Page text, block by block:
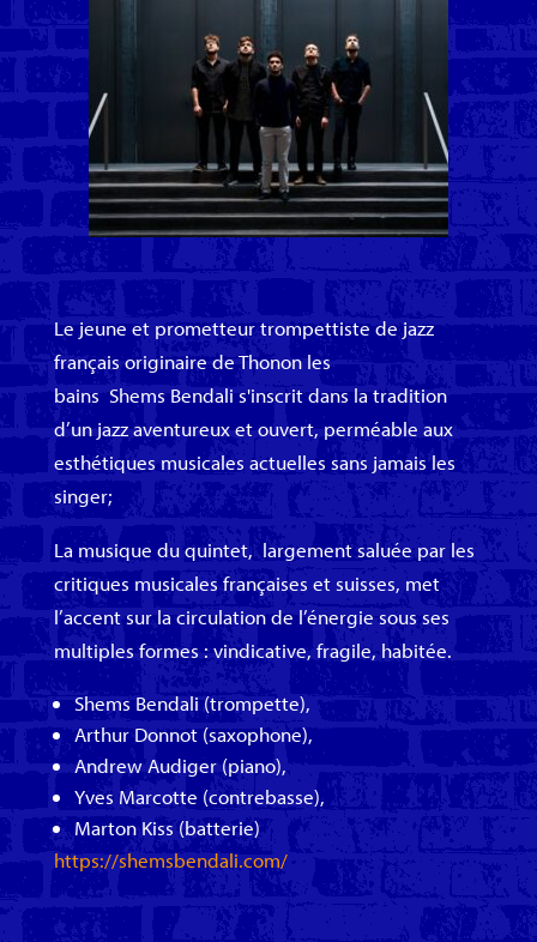
Le jeune et prometteur trompettiste de jazz
français originaire de Thonon les
bains Shems Bendali s'inscrit dans la tradition
d’un jazz aventureux et ouvert, perméable aux
esthétiques musicales actuelles sans jamais les
singer;
La musique du quintet, largement saluée par les
critiques musicales françaises et suisses, met
l’accent sur la circulation de l’énergie sous ses
multiples formes : vindicative, fragile, habitée.
Shems Bendali (trompette),
Arthur Donnot (saxophone),
Andrew Audiger (piano),
Yves Marcotte (contrebasse),
Marton Kiss (batterie)
https://shemsbendali.com/